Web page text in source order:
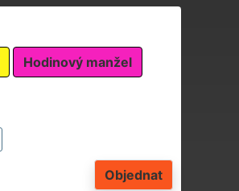
Hodinový manžel
Objednat